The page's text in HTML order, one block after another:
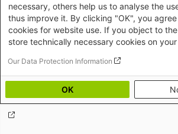
Georgien: »Dieses Gesetz zielt
für demokratischen Wandel
necessary, others help us to analyse the
thus improve it. By clicking "OK", you
cookies for website use. If you object to
store technically necessary cookies on
Our Data Protection Information
OK